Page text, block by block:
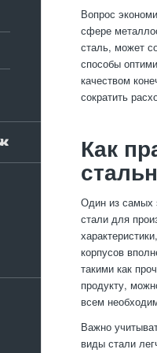
Вопрос
сфере
сталь, может
способы
качеством
сократить
Как
Один из самых
стали для
корпусов
такими как
продукту,
всем
Важно
виды стали